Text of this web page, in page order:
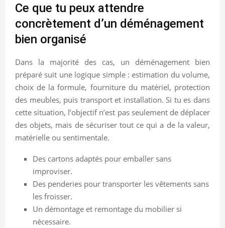
Ce que tu peux attendre
concrètement d’un déménagement
bien organisé
Dans la majorité des cas, un déménagement bien
préparé suit une logique simple : estimation du volume,
choix de la formule, fourniture du matériel, protection
des meubles, puis transport et installation. Si tu es dans
cette situation, l’objectif n’est pas seulement de déplacer
des objets, mais de sécuriser tout ce qui a de la valeur,
matérielle ou sentimentale.
Des cartons adaptés pour emballer sans
improviser.
Des penderies pour transporter les vêtements sans
les froisser.
Un démontage et remontage du mobilier si
nécessaire.